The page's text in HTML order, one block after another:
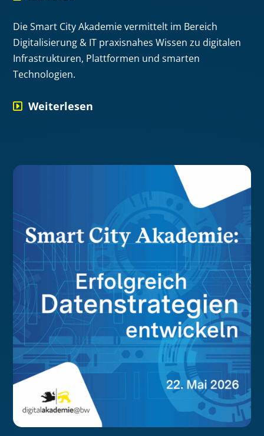
Die Smart City Akademie vermittelt im Bereich
Digitalisierung & IT praxisnahes Wissen zu digitalen
Infrastrukturen, Plattformen und smarten
Technologien.
Weiterlesen